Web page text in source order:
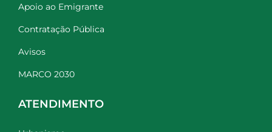
Apoio ao Emigrante
Contratação Pública
Avisos
MARCO 2030
ATENDIMENTO